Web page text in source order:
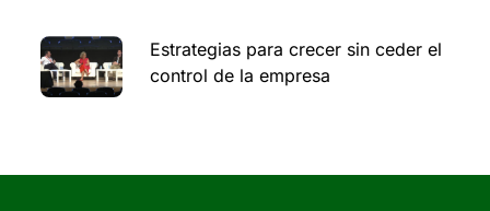
Estrategias para crecer sin ceder el
control de la empresa